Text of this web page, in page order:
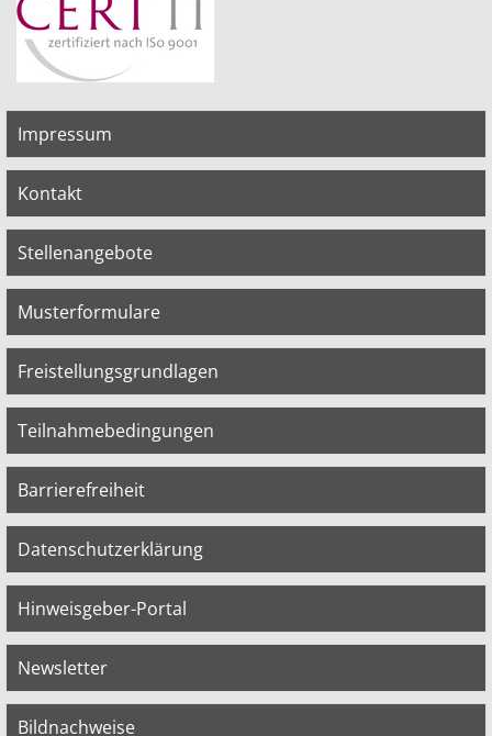
Impressum
Kontakt
Stellenangebote
Musterformulare
Freistellungsgrundlagen
Teilnahmebedingungen
Barrierefreiheit
Datenschutzerklärung
Hinweisgeber-Portal
Newsletter
Bildnachweise